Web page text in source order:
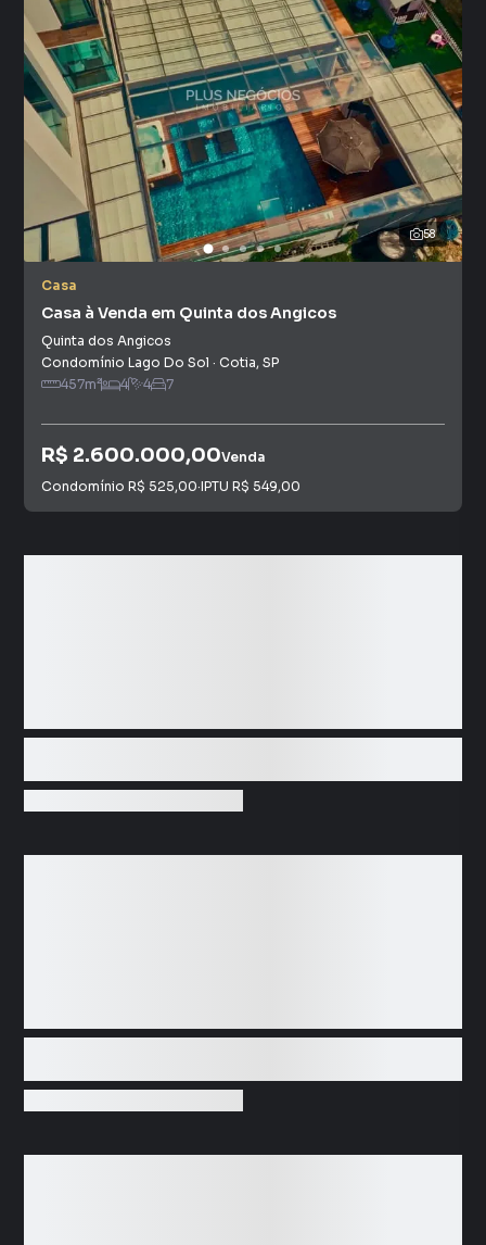
58
Casa
Casa à Venda em Quinta dos Angicos
Quinta dos Angicos
Condomínio Lago Do Sol · Cotia, SP
457m² 4 4 7
R$ 2.600.000,00Venda
Condomínio R$ 525,00·IPTU R$ 549,00